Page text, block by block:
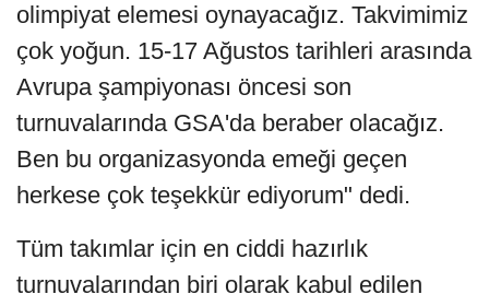
olimpiyat elemesi oynayacağız. Takvimimiz
çok yoğun. 15-17 Ağustos tarihleri arasında
Avrupa şampiyonası öncesi son
turnuvalarında GSA'da beraber olacağız.
Ben bu organizasyonda emeği geçen
herkese çok teşekkür ediyorum" dedi.
Tüm takımlar için en ciddi hazırlık
turnuvalarından biri olarak kabul edilen